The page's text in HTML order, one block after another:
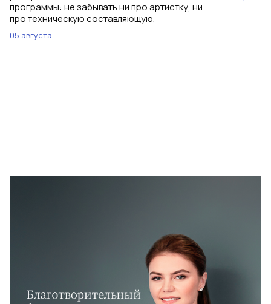
программы: не забывать ни про артистку, ни
про техническую составляющую.
05 августа